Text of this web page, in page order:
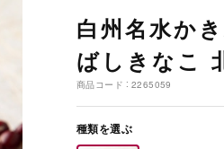
白州名水か
ばしきなこ
商品コード 2265059
種類を選ぶ